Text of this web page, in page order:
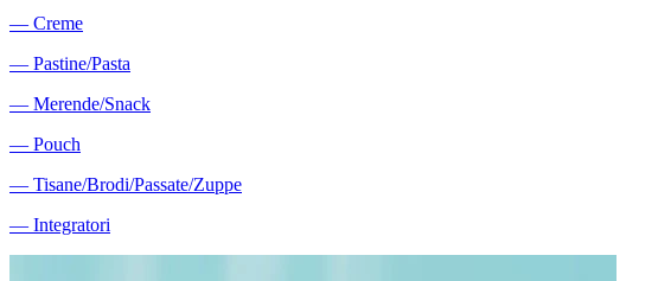
― Creme
― Pastine/Pasta
― Merende/Snack
― Pouch
― Tisane/Brodi/Passate/Zuppe
― Integratori